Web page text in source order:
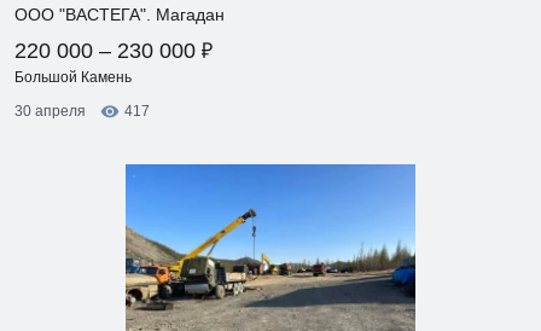
ООО "ВАСТЕГА". Магадан
220 000 – 230 000 ₽
Большой Камень
30 апреля
417